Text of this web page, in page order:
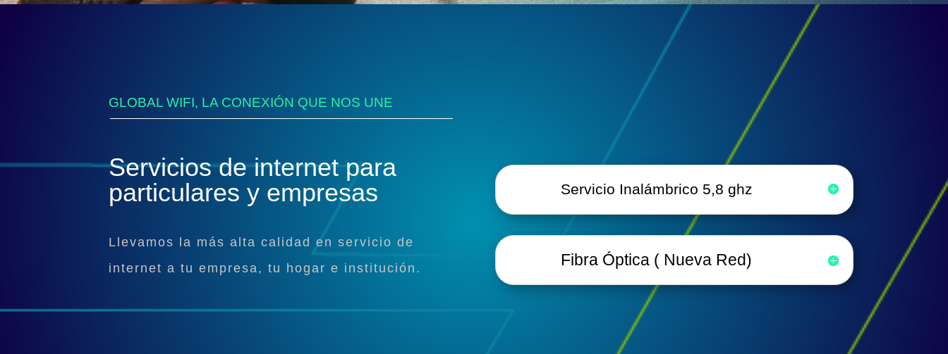
GLOBAL WIFI, LA CONEXIÓN QUE NOS UNE
Servicios de internet para
particulares y empresas
Llevamos la más alta calidad en servicio de
internet a tu empresa, tu hogar e institución.
Servicio Inalámbrico 5,8 ghz
Fibra Óptica ( Nueva Red)